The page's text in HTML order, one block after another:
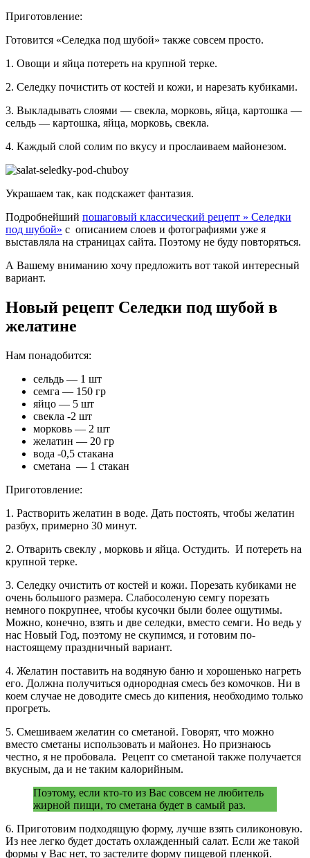
Приготовление:
Готовится «Селедка под шубой» также совсем просто.
1. Овощи и яйца потереть на крупной терке.
2. Селедку почистить от костей и кожи, и нарезать кубиками.
3. Выкладывать слоями — свекла, морковь, яйца, картошка —
сельдь — картошка, яйца, морковь, свекла.
4. Каждый слой солим по вкусу и прослаиваем майонезом.
Украшаем так, как подскажет фантазия.
Подробнейший пошаговый классический рецепт » Селедки
под шубой» с описанием слоев и фотографиями уже я
выставляла на страницах сайта. Поэтому не буду повторяться.
А Вашему вниманию хочу предложить вот такой интересный
вариант.
Новый рецепт Селедки под шубой в
желатине
Нам понадобится:
сельдь — 1 шт
семга — 150 гр
яйцо — 5 шт
свекла -2 шт
морковь — 2 шт
желатин — 20 гр
вода -0,5 стакана
сметана — 1 стакан
Приготовление:
1. Растворить желатин в воде. Дать постоять, чтобы желатин
разбух, примерно 30 минут.
2. Отварить свеклу , морковь и яйца. Остудить. И потереть на
крупной терке.
3. Селедку очистить от костей и кожи. Порезать кубиками не
очень большого размера. Слабосоленую семгу порезать
немного покрупнее, чтобы кусочки были более ощутимы.
Можно, конечно, взять и две селедки, вместо семги. Но ведь у
нас Новый Год, поэтому не скупимся, и готовим по-
настоящему праздничный вариант.
4. Желатин поставить на водяную баню и хорошенько нагреть
его. Должна получиться однородная смесь без комочков. Ни в
коем случае не доводите смесь до кипения, необходимо только
прогреть.
5. Смешиваем желатин со сметаной. Говорят, что можно
вместо сметаны использовать и майонез. Но признаюсь
честно, я не пробовала. Рецепт со сметаной также получается
вкусным, да и не таким калорийным.
Поэтому, если кто-то из Вас совсем не любитель
жирной пищи, то сметана будет в самый раз.
6. Приготовим подходящую форму, лучше взять силиконовую.
Из нее легко будет достать охлажденный салат. Если же такой
формы у Вас нет, то застелите форму пищевой пленкой.